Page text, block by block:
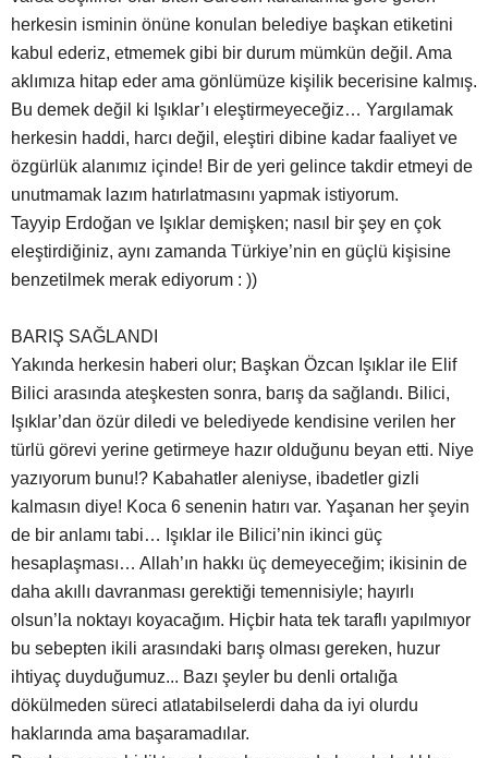
herkesin isminin önüne konulan belediye başkan etiketini
kabul ederiz, etmemek gibi bir durum mümkün değil. Ama
aklımıza hitap eder ama gönlümüze kişilik becerisine kalmış.
Bu demek değil ki Işıklar’ı eleştirmeyeceğiz… Yargılamak
herkesin haddi, harcı değil, eleştiri dibine kadar faaliyet ve
özgürlük alanımız içinde! Bir de yeri gelince takdir etmeyi de
unutmamak lazım hatırlatmasını yapmak istiyorum.
Tayyip Erdoğan ve Işıklar demişken; nasıl bir şey en çok
eleştirdiğiniz, aynı zamanda Türkiye’nin en güçlü kişisine
benzetilmek merak ediyorum : ))
BARIŞ SAĞLANDI
Yakında herkesin haberi olur; Başkan Özcan Işıklar ile Elif
Bilici arasında ateşkesten sonra, barış da sağlandı. Bilici,
Işıklar’dan özür diledi ve belediyede kendisine verilen her
türlü görevi yerine getirmeye hazır olduğunu beyan etti. Niye
yazıyorum bunu!? Kabahatler aleniyse, ibadetler gizli
kalmasın diye! Koca 6 senenin hatırı var. Yaşanan her şeyin
de bir anlamı tabi… Işıklar ile Bilici’nin ikinci güç
hesaplaşması… Allah’ın hakkı üç demeyeceğim; ikisinin de
daha akıllı davranması gerektiği temennisiyle; hayırlı
olsun’la noktayı koyacağım. Hiçbir hata tek taraflı yapılmıyor
bu sebepten ikili arasındaki barış olması gereken, huzur
ihtiyaç duyduğumuz... Bazı şeyler bu denli ortalığa
dökülmeden süreci atlatabilselerdi daha da iyi olurdu
haklarında ama başaramadılar.